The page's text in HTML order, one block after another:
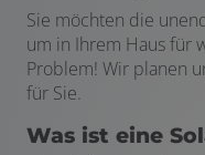
Sie möchten die
um in Ihrem Haus für
Problem! Wir planen
für Sie.
Was ist eine